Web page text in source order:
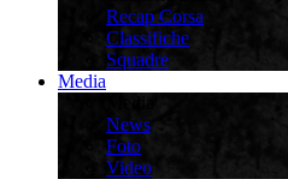
Recap Corsa
Classifiche
Squadre
Media
News
Foto
Video